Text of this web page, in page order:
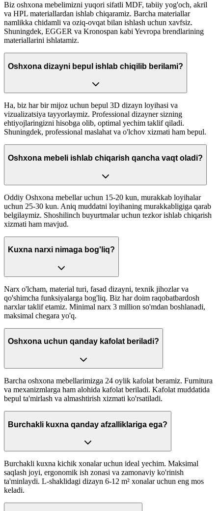
Biz oshxona mebelimizni yuqori sifatli MDF, tabiiy yog'och, akril
va HPL materiallardan ishlab chiqaramiz. Barcha materiallar
namlikka chidamli va oziq-ovqat bilan ishlash uchun xavfsiz.
Shuningdek, EGGER va Kronospan kabi Yevropa brendlarining
materiallarini ishlatamiz.
Oshxona dizayni bepul ishlab chiqilib berilami?
Ha, biz har bir mijoz uchun bepul 3D dizayn loyihasi va
vizualizatsiya tayyorlaymiz. Professional dizayner sizning
ehtiyojlaringizni hisobga olib, optimal yechim taklif qiladi.
Shuningdek, professional maslahat va o'lchov xizmati ham bepul.
Oshxona mebeli ishlab chiqarish qancha vaqt oladi?
Oddiy Oshxona mebellar uchun 15-20 kun, murakkab loyihalar
uchun 25-30 kun. Aniq muddatni loyihaning murakkabligiga qarab
belgilaymiz. Shoshilinch buyurtmalar uchun tezkor ishlab chiqarish
xizmati ham mavjud.
Kuxna narxi nimaga bog'liq?
Narx o'lcham, material turi, fasad dizayni, texnik jihozlar va
qo'shimcha funksiyalarga bog'liq. Biz har doim raqobatbardosh
narxlar taklif etamiz. Minimal narx 3 million so'mdan boshlanadi,
maksimal chegara yo'q.
Oshxona uchun qanday kafolat beriladi?
Barcha oshxona mebellarimizga 24 oylik kafolat beramiz. Furnitura
va mexanizmlarga ham alohida kafolat beriladi. Kafolat muddatida
bepul ta'mirlash va almashtirish xizmati ko'rsatiladi.
Burchakli kuxna qanday afzalliklariga ega?
Burchakli kuxna kichik xonalar uchun ideal yechim. Maksimal
saqlash joyi, ergonomik ish zonasi va zamonaviy ko'rinish
ta'minlaydi. L-shaklidagi dizayn 6-12 m² xonalar uchun eng mos
keladi.